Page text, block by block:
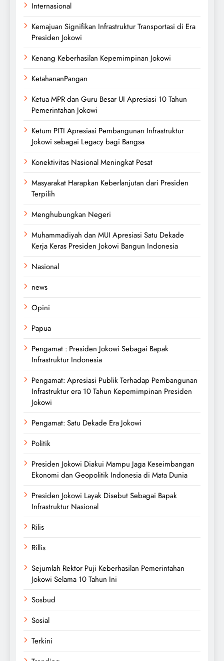
Internasional
Kemajuan Signifikan Infrastruktur Transportasi di Era
Presiden Jokowi
Kenang Keberhasilan Kepemimpinan Jokowi
KetahananPangan
Ketua MPR dan Guru Besar UI Apresiasi 10 Tahun
Pemerintahan Jokowi
Ketum PITI Apresiasi Pembangunan Infrastruktur
Jokowi sebagai Legacy bagi Bangsa
Konektivitas Nasional Meningkat Pesat
Masyarakat Harapkan Keberlanjutan dari Presiden
Terpilih
Menghubungkan Negeri
Muhammadiyah dan MUI Apresiasi Satu Dekade
Kerja Keras Presiden Jokowi Bangun Indonesia
Nasional
news
Opini
Papua
Pengamat : Presiden Jokowi Sebagai Bapak
Infrastruktur Indonesia
Pengamat: Apresiasi Publik Terhadap Pembangunan
Infrastruktur era 10 Tahun Kepemimpinan Presiden
Jokowi
Pengamat: Satu Dekade Era Jokowi
Politik
Presiden Jokowi Diakui Mampu Jaga Keseimbangan
Ekonomi dan Geopolitik Indonesia di Mata Dunia
Presiden Jokowi Layak Disebut Sebagai Bapak
Infrastruktur Nasional
Rilis
Rillis
Sejumlah Rektor Puji Keberhasilan Pemerintahan
Jokowi Selama 10 Tahun Ini
Sosbud
Sosial
Terkini